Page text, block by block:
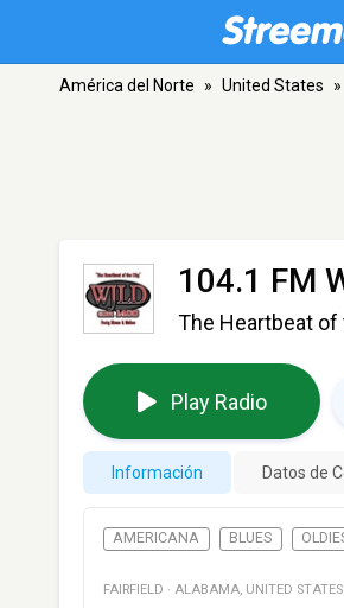
América del Norte » United States »
104.1 FM
The Heartbeat of
Play Radio
Información Datos de
AMERICANA BLUES
FAIRFIELD · ALABAMA, UNITED STATES